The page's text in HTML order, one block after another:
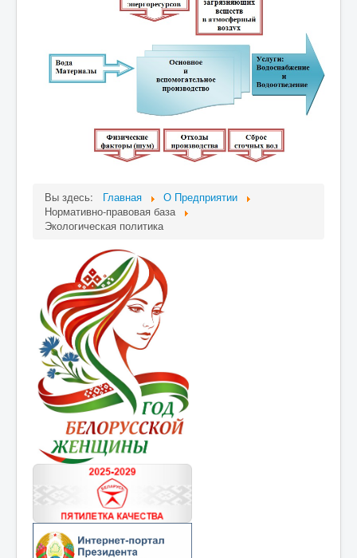
Вы здесь: Главная
О Предприятии
Нормативно-правовая база
Экологическая политика